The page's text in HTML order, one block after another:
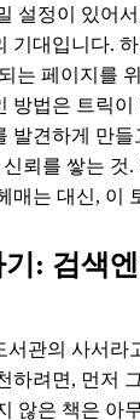
설정이 있어
기대입니다.
는 페이지를
방법은 트릭
발견하게 만
뢰를 쌓는 것
매는 대신, 이
: 검색
서관의 사서라
하려면, 먼저
않은 책은 아